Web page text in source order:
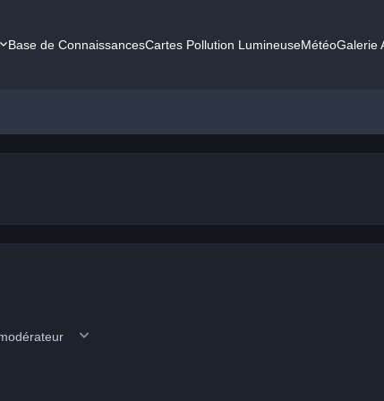
Base de ConnaissancesCartes Pollution LumineuseMétéoGalerie